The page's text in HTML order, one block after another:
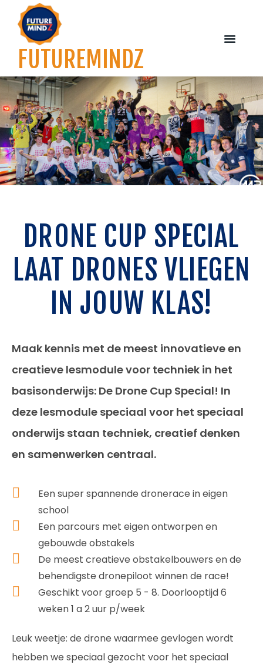
FUTUREMINDZ
DRONE CUP SPECIAL
LAAT DRONES VLIEGEN
IN JOUW KLAS!
Maak kennis met de meest innovatieve en
creatieve lesmodule voor techniek in het
basisonderwijs: De Drone Cup Special! In
deze lesmodule speciaal voor het speciaal
onderwijs staan techniek, creatief denken
en samenwerken centraal.
Een super spannende dronerace in eigen
school
Een parcours met eigen ontworpen en
gebouwde obstakels
De meest creatieve obstakelbouwers en de
behendigste dronepiloot winnen de race!
Geschikt voor groep 5 - 8. Doorlooptijd 6
weken 1 a 2 uur p/week
Leuk weetje: de drone waarmee gevlogen wordt
hebben we speciaal gezocht voor het speciaal